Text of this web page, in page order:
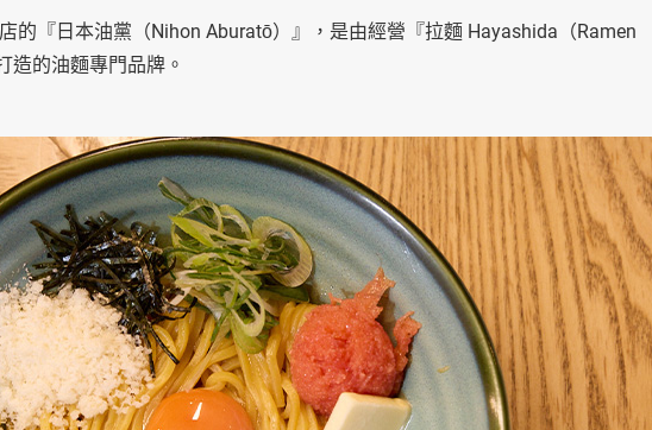
的『日本油黨（Nihon Aburatō）』，是由經營『拉麵 Hayashida（Ramen
造的油麵專門品牌。